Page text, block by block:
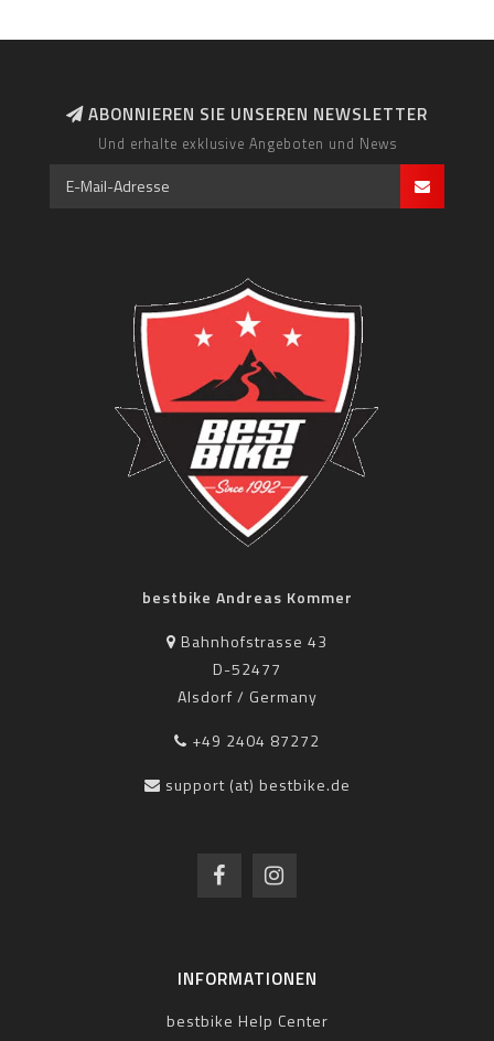
ABONNIEREN SIE UNSEREN NEWSLETTER
Und erhalte exklusive Angeboten und News
bestbike Andreas Kommer
Bahnhofstrasse 43
D-52477
Alsdorf / Germany
+49 2404 87272
support (at) bestbike.de
INFORMATIONEN
bestbike Help Center